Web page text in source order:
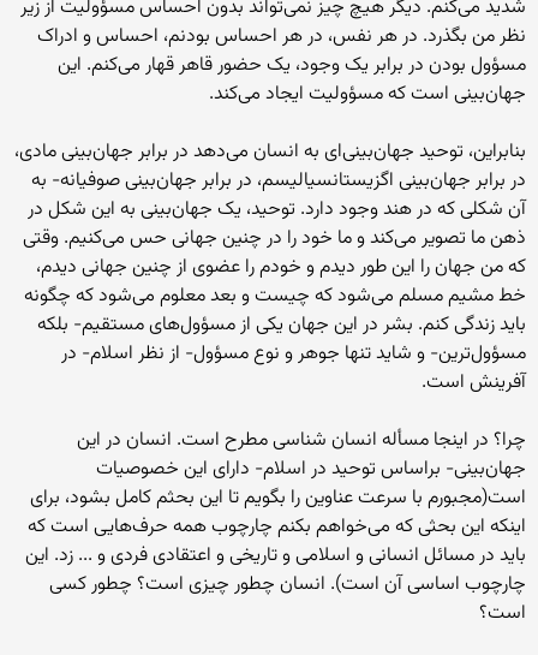
شدید می‌کنم. دیگر هیچ چیز نمی‌تواند بدون احساس مسؤولیت از زیر
نظر من بگذرد. در هر نفس، در هر احساس بودنم، احساس و ادراک
مسؤول بودن در برابر یک وجود، یک حضور قاهر قهار می‌کنم. این
جهان‌بینی است که مسؤولیت ایجاد می‌کند.
بنابراین، توحید جهان‌بینی‌ای به انسان می‌دهد در برابر جهان‌بینی مادی،
در برابر جهان‌بینی اگزیستانسیالیسم، در برابر جهان‌بینی صوفیانه- به
آن شکلی که در هند وجود دارد. توحید، یک جهان‌بینی به این شکل در
ذهن ما تصویر می‌کند و ما خود را در چنین جهانی حس می‌کنیم. وقتی
که من جهان را این طور دیدم و خودم را عضوی از چنین جهانی دیدم،
خط مشیم مسلم می‌شود که چیست و بعد معلوم می‌شود که چگونه
باید زندگی کنم. بشر در این جهان یکی از مسؤول‌های مستقیم- بلکه
مسؤول‌ترین- و شاید تنها جوهر و نوع مسؤول- از نظر اسلام- در
آفرینش است.
چرا؟ در اینجا مسأله انسان شناسی مطرح است. انسان در این
جهان‌بینی- براساس توحید در اسلام- دارای این خصوصیات
است(مجبورم با سرعت عناوین را بگویم تا این بحثم کامل بشود، برای
اینکه این بحثی که می‌خواهم بکنم چارچوب همه حرف‌هایی است که
باید در مسائل انسانی و اسلامی و تاریخی و اعتقادی فردی و ... زد. این
چارچوب اساسی آن است). انسان چطور چیزی است؟ چطور کسی
است؟